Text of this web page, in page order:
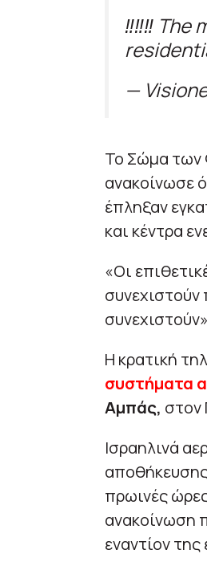
‼️‼️‼️ The
—
Το Σώμα των
ανακοίνωσε
έπληξαν
και κέντρα
«Οι
συνεχιστούν
Η κρατική
συστήματα
Αμπάς, στον
Ισραηλινά
πρωινές
ανακοίνωση
εναντίον